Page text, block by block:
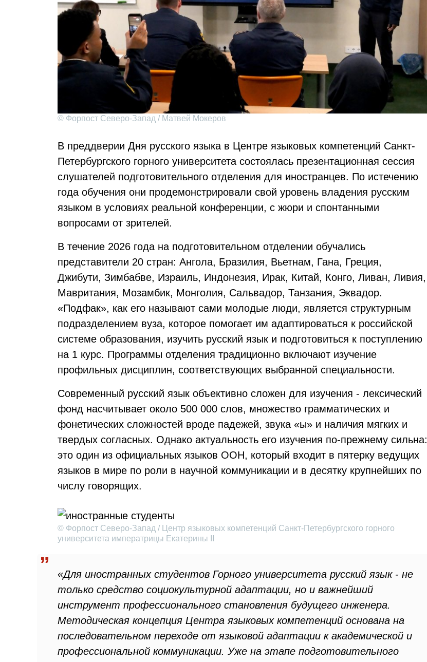
© Форпост Северо-Запад / Матвей Мокеров
В преддверии Дня русского языка в Центре языковых компетенций Санкт-
Петербургского горного университета состоялась презентационная сессия
слушателей подготовительного отделения для иностранцев. По истечению
года обучения они продемонстрировали свой уровень владения русским
языком в условиях реальной конференции, с жюри и спонтанными
вопросами от зрителей.
В течение 2026 года на подготовительном отделении обучались
представители 20 стран: Ангола, Бразилия, Вьетнам, Гана, Греция,
Джибути, Зимбабве, Израиль, Индонезия, Ирак, Китай, Конго, Ливан, Ливия,
Мавритания, Мозамбик, Монголия, Сальвадор, Танзания, Эквадор.
«Подфак», как его называют сами молодые люди, является структурным
подразделением вуза, которое помогает им адаптироваться к российской
системе образования, изучить русский язык и подготовиться к поступлению
на 1 курс. Программы отделения традиционно включают изучение
профильных дисциплин, соответствующих выбранной специальности.
Современный русский язык объективно сложен для изучения - лексический
фонд насчитывает около 500 000 слов, множество грамматических и
фонетических сложностей вроде падежей, звука «ы» и наличия мягких и
твердых согласных. Однако актуальность его изучения по-прежнему сильна:
это один из официальных языков ООН, который входит в пятерку ведущих
языков в мире по роли в научной коммуникации и в десятку крупнейших по
числу говорящих.
© Форпост Северо-Запад / Центр языковых компетенций Санкт-Петербургского горного
университета императрицы Екатерины II
«Для иностранных студентов Горного университета русский язык - не
только средство социокультурной адаптации, но и важнейший
инструмент профессионального становления будущего инженера.
Методическая концепция Центра языковых компетенций основана на
последовательном переходе от языковой адаптации к академической и
профессиональной коммуникации. Уже на этапе подготовительного